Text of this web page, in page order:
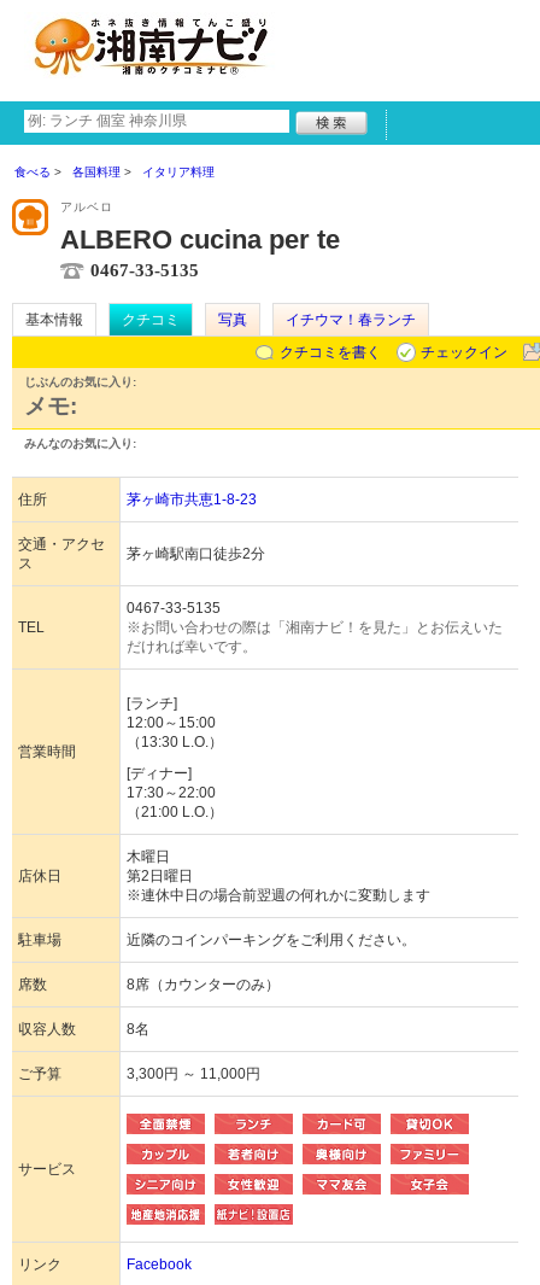
食べる 各国料理 イタリア料理
アルベロ
ALBERO cucina per te
0467-33-5135
基本情報 クチコミ 写真
イチウマ！春ランチ
クチコミを書く
チェックイン
じぶんのお気に入り:
メモ:
みんなのお気に入り:
住所 茅ヶ崎市共恵1-8-23
交通・アクセ
ス
茅ヶ崎駅南口徒歩2分
TEL
0467-33-5135
※お問い合わせの際は「湘南ナビ！を見た」とお伝えいた
だければ幸いです。
営業時間
[ランチ]
12:00～15:00
（13:30 L.O.）
[ディナー]
17:30～22:00
（21:00 L.O.）
店休日
木曜日
第2日曜日
※連休中日の場合前翌週の何れかに変動します
駐車場 近隣のコインパーキングをご利用ください。
席数 8席（カウンターのみ）
収容人数 8名
ご予算 3,300円 ～ 11,000円
サービス
リンク Facebook